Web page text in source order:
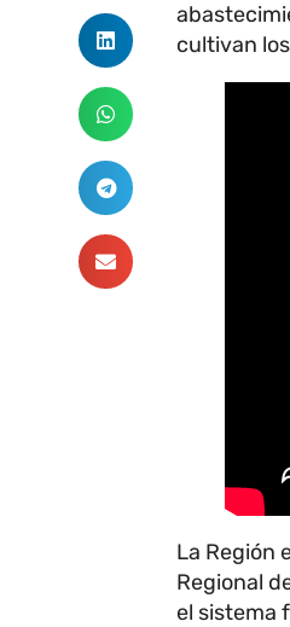
cultivan
La Región
Regional
el sistema